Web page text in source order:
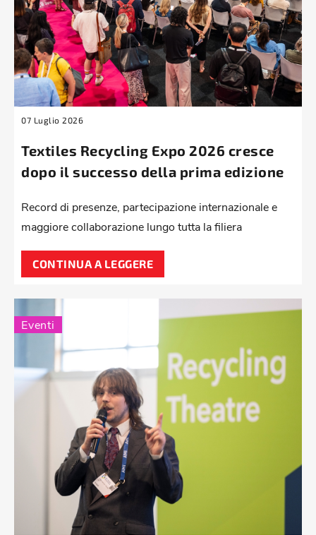
07 Luglio 2026
Textiles Recycling Expo 2026 cresce
dopo il successo della prima edizione
Record di presenze, partecipazione internazionale e
maggiore collaborazione lungo tutta la filiera
CONTINUA A LEGGERE
Eventi